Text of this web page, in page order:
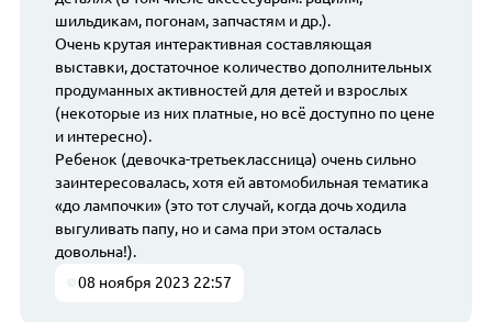
шильдикам, погонам, запчастям и др.).
Очень крутая интерактивная составляющая
выставки, достаточное количество дополнительных
продуманных активностей для детей и взрослых
(некоторые из них платные, но всё доступно по цене
и интересно).
Ребенок (девочка-третьеклассница) очень сильно
заинтересовалась, хотя ей автомобильная тематика
«до лампочки» (это тот случай, когда дочь ходила
выгуливать папу, но и сама при этом осталась
довольна!).
08 ноября 2023 22:57